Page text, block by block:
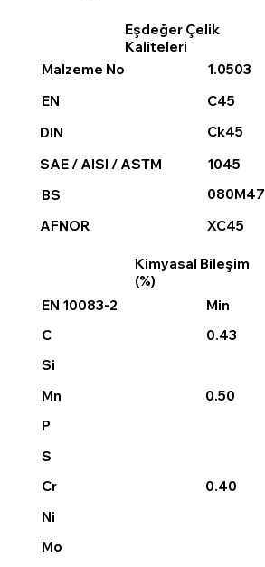
EN
C45
DIN
Ck45
SAE / AISI / ASTM
1045
BS
080M47
AFNOR
XC45
Eşdeğer Çelik
Kaliteleri
Malzeme No
1.0503
Kimyasal Bileşim
(%)
EN 10083-2
C
Si
Mn
P
S
Cr
Ni
Mo
Min
0.43
0.50
0.40